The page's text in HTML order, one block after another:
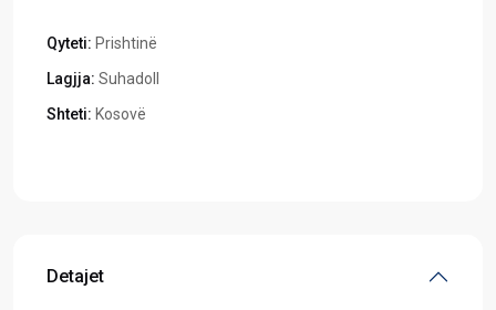
Qyteti: Prishtinë
Lagjja: Suhadoll
Shteti: Kosovë
Detajet